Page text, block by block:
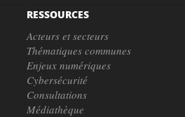
RESSOURCES
Acteurs et secteurs
Thématiques communes
Enjeux numériques
Cybersécurité
Consultations
Médiathèque